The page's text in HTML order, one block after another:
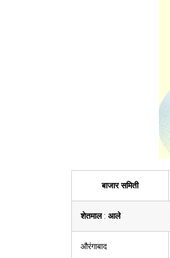
बाजार समिती
शेतमाल: आले
औरंगाबाद